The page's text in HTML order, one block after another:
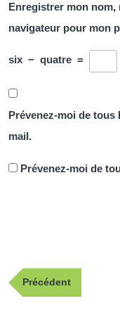
Enregistrer mon nom,
navigateur pour mon
six − quatre =
Prévenez-moi de tous
mail.
Prévenez-moi de
Navigation
dePublication
précédente
Précédent